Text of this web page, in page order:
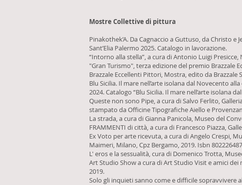
Mostre Collettive di pittura
Pinakothek’A. Da Cagnaccio a Guttuso, da Christo e
Sant’Elia Palermo 2025. Catalogo in lavorazione.
“Intorno alla stella”, a cura di Antonio Luigi Presicce,
"Gran Turismo", terza edizione del premio Brazzale
Brazzale Eccellenti Pittori, Mostra, edito da Brazzale
Blu Sicilia. Il mare nell’arte isolana dal Novecento
2024. Catalogo “Blu Sicilia. Il mare nell’arte isolana
Queste non sono Pipe, a cura di Salvo Ferlito,
stampato da Officine Tipografiche Aiello e
La strada, a cura di Gianna Panicola, Museo del
FRAMMENTI di città, a cura di Francesco Piazza,
Ex Voto per arte ricevuta, a cura di Angelo Crespi,
Maimeri, Milano, Cpz Bergamo, 2019. Isbn
L' eros e la sessualità, cura di Domenico Trotta,
Art Studio Show a cura di Art Studio Visit e amici
2019.
Solo gli inquieti sanno come e difficile sopravvivere